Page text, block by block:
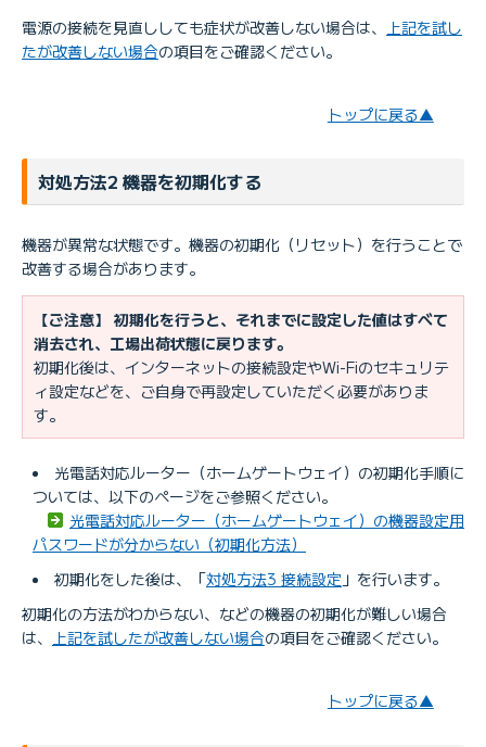
電源の接続を見直ししても症状が改善しない場合は、
上記を試し
たが改善しない場合の項目をご確認ください。
トップに戻る▲
対処方法2 機器を初期化する
機器が異常な状態です。機器の初期化（リセット）を行うことで
改善する場合があります。
【ご注意】 初期化を行うと、それまでに設定した値はすべて
消去され、工場出荷状態に戻ります。
初期化後は、インターネットの接続設定やWi-Fiのセキュリテ
ィ設定などを、ご自身で再設定していただく必要がありま
す。
光電話対応ルーター（ホームゲートウェイ）の初期化手順に
ついては、以下のページをご参照ください。
光電話対応ルーター（ホームゲートウェイ）の機器設定用
パスワードが分からない（初期化方法）
初期化をした後は、「対処方法3 接続設定 」を行います。
初期化の方法がわからない、などの機器の初期化が難しい場合
は、
上記を試したが改善しない場合の項目をご確認ください。
トップに戻る▲